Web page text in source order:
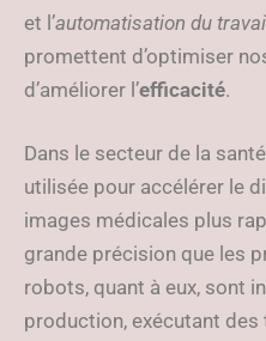
et l’automatisation du
promettent d’optimiser
d’améliorer l’efficacité.
Dans le secteur de la
utilisée pour accélérer le
images médicales plus
grande précision que les
robots, quant à eux, sont
production, exécutant